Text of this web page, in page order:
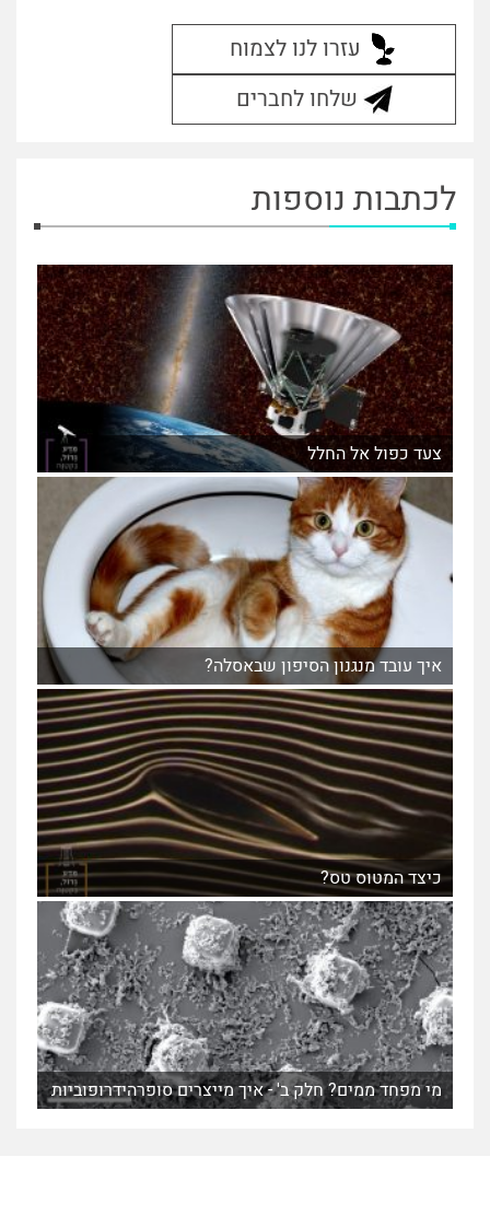
עזרו לנו לצמוח
שלחו לחברים
לכתבות נוספות
צעד כפול אל החלל
איך עובד מנגנון הסיפון שבאסלה?
כיצד המטוס טס?
מי מפחד ממים? חלק ב' - איך מייצרים סופרהידרופוביות